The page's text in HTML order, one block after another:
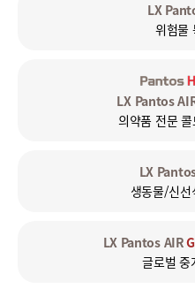
LX
위험물
LX Pantos
의약품 전문
LX
생동물/신
LX Pantos AIR
글로벌 중